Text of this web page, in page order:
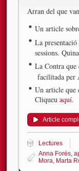
Arran del que
Un article
La presentació
sessions.
La Contra
facilitada per
Un article que
Cliqueu aquí.
Article
Lectures
Anna Forés,
Mora, Marta